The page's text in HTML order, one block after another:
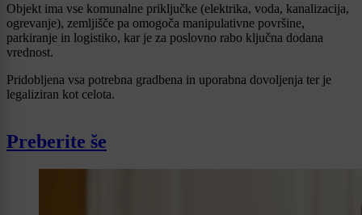
Objekt ima vse komunalne priključke (elektrika, voda, kanalizacija,
ogrevanje), zemljišče pa omogoča manipulativne površine,
parkiranje in logistiko, kar je za poslovno rabo ključna dodana
vrednost.
Pridobljena vsa potrebna gradbena in uporabna dovoljenja ter je
legaliziran kot celota.
Preberite še